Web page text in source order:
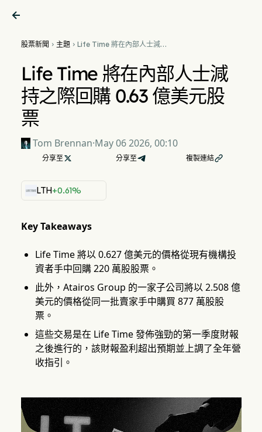

股票新聞  主題 Life Time 將在內部人士減持
Life Time 將在內部人士減
持之際回購 0.63 億美元股
票
Tom Brennan·May 06 2026, 00:10
分享至  分享至 複製連結
LTH+0.61%
Key Takeaways
Life Time 將以 0.627 億美元的價格從現有機構投
資者手中回購 220 萬股股票。
此外，Atairos Group 的一家子公司將以 2.508 億
美元的價格從同一批賣家手中購買 877 萬股股
票。
這些交易是在 Life Time 發佈強勁的第一季度財報
之後進行的，該財報盈利超出預期並上調了全年營
收指引。